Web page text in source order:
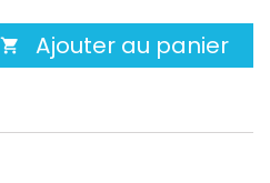
 Ajouter au panier